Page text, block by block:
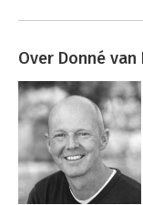
Over Donné van